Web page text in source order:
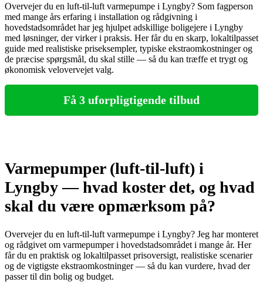
Overvejer du en luft‑til‑luft varmepumpe i Lyngby? Som fagperson
med mange års erfaring i installation og rådgivning i
hovedstadsområdet har jeg hjulpet adskillige boligejere i Lyngby
med løsninger, der virker i praksis. Her får du en skarp, lokaltilpasset
guide med realistiske priseksempler, typiske ekstraomkostninger og
de præcise spørgsmål, du skal stille — så du kan træffe et trygt og
økonomisk velovervejet valg.
Få 3 uforpligtigende tilbud
Varmepumper (luft‑til‑luft) i
Lyngby — hvad koster det, og hvad
skal du være opmærksom på?
Overvejer du en luft‑til‑luft varmepumpe i Lyngby? Jeg har monteret
og rådgivet om varmepumper i hovedstadsområdet i mange år. Her
får du en praktisk og lokaltilpasset prisoversigt, realistiske scenarier
og de vigtigste ekstraomkostninger — så du kan vurdere, hvad der
passer til din bolig og budget.